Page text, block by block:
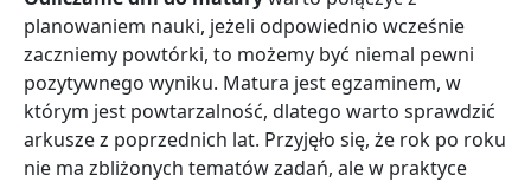
planowaniem nauki, jeżeli odpowiednio wcześnie
zaczniemy powtórki, to możemy być niemal pewni
pozytywnego wyniku. Matura jest egzaminem, w
którym jest powtarzalność, dlatego warto sprawdzić
arkusze z poprzednich lat. Przyjęło się, że rok po roku
nie ma zbliżonych tematów zadań, ale w praktyce